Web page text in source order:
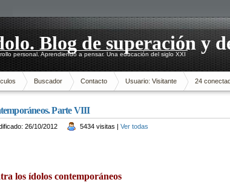
Blog de superación y
personal. Aprendiendo a pensar. Una educación del siglo XXI
Buscador Contacto Usuario: Visitante 24
Parte VIII
26/10/2012 5434 visitas | Ver todas
los ídolos contemporáneos